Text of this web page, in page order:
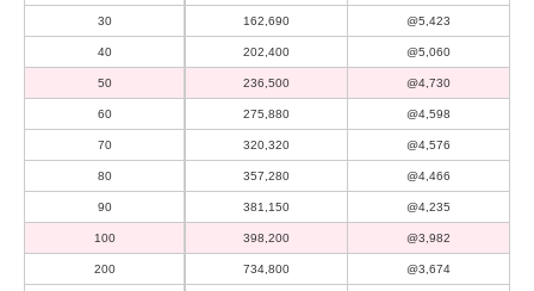
30 162,690 @5,423
40 202,400 @5,060
50 236,500 @4,730
60 275,880 @4,598
70 320,320 @4,576
80 357,280 @4,466
90 381,150 @4,235
100 398,200 @3,982
200 734,800 @3,674